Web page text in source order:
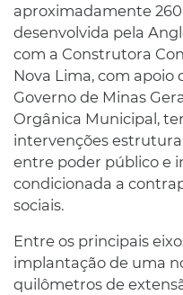
aproximadamente
desenvolvida pela
com a Construtora
Nova Lima, com apoio
Governo de Minas
Orgânica Municipal,
intervenções
entre poder público e
condicionada a
sociais.
Entre os principais
implantação de uma
quilômetros de